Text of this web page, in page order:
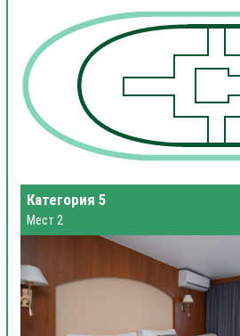
Категория 5
Мест 2